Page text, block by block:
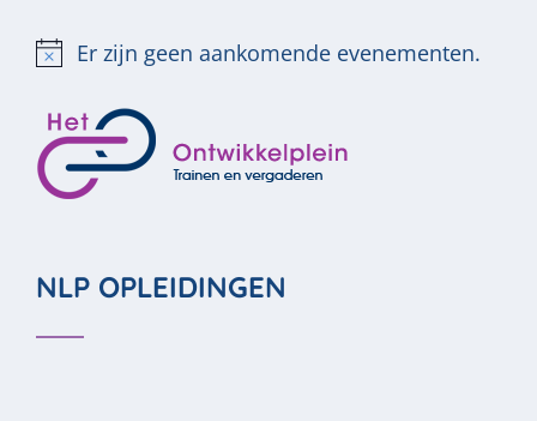
Bericht
Er zijn geen aankomende evenementen.
NLP OPLEIDINGEN